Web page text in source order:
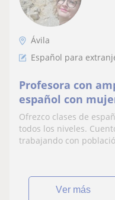
Ávila
Español para
Profesora con
español con
Ofrezco clases de
todos los niveles.
trabajando con
ver más